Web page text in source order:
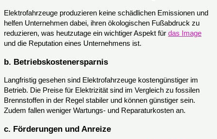
Elektrofahrzeuge produzieren keine schädlichen Emissionen und
helfen Unternehmen dabei, ihren ökologischen Fußabdruck zu
reduzieren, was heutzutage ein wichtiger Aspekt für das Image
und die Reputation eines Unternehmens ist.
b. Betriebskostenersparnis
Langfristig gesehen sind Elektrofahrzeuge kostengünstiger im
Betrieb. Die Preise für Elektrizität sind im Vergleich zu fossilen
Brennstoffen in der Regel stabiler und können günstiger sein.
Zudem fallen weniger Wartungs- und Reparaturkosten an.
c. Förderungen und Anreize